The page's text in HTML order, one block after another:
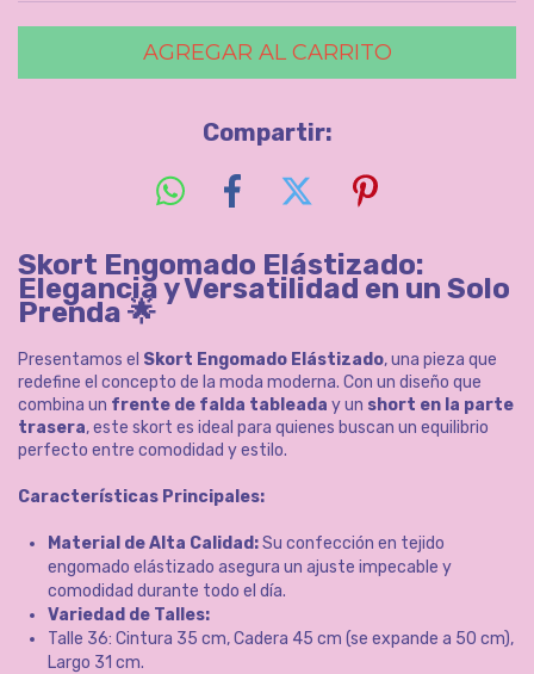
Compartir:
Skort Engomado Elástizado:
Elegancia y Versatilidad en un Solo
Prenda 🌟
Presentamos el Skort Engomado Elástizado, una pieza que
redefine el concepto de la moda moderna. Con un diseño que
combina un frente de falda tableada y un short en la parte
trasera, este skort es ideal para quienes buscan un equilibrio
perfecto entre comodidad y estilo.
Características Principales:
Material de Alta Calidad:Su confección en tejido
engomado elástizado asegura un ajuste impecable y
comodidad durante todo el día.
Variedad de Talles:
Talle 36: Cintura 35 cm, Cadera 45 cm (se expande a 50 cm),
Largo 31 cm.